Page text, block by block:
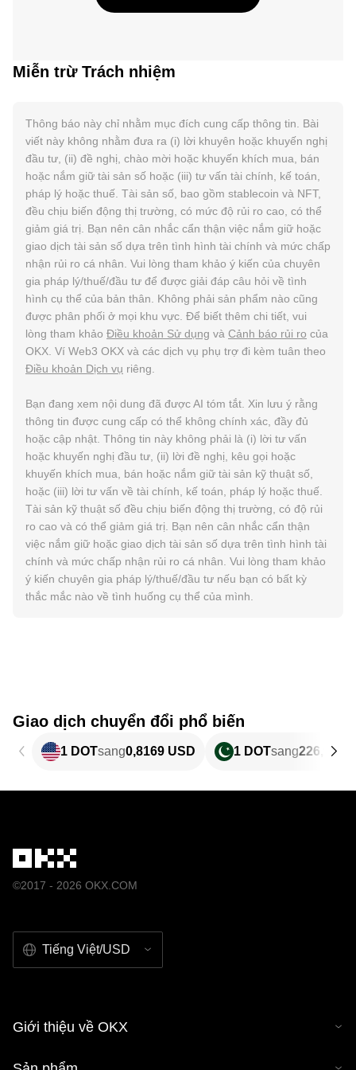
Miễn trừ Trách nhiệm
Thông báo này chỉ nhằm mục đích cung cấp thông tin. Bài
viết này không nhằm đưa ra (i) lời khuyên hoặc khuyến nghị
đầu tư, (ii) đề nghị, chào mời hoặc khuyến khích mua, bán
hoặc nắm giữ tài sản số hoặc (iii) tư vấn tài chính, kế toán,
pháp lý hoặc thuế. Tài sản số, bao gồm stablecoin và NFT,
đều chịu biến động thị trường, có mức độ rủi ro cao, có thể
giảm giá trị. Bạn nên cân nhắc cẩn thận việc nắm giữ hoặc
giao dịch tài sản số dựa trên tình hình tài chính và mức chấp
nhận rủi ro cá nhân. Vui lòng tham khảo ý kiến của chuyên
gia pháp lý/thuế/đầu tư để được giải đáp câu hỏi về tình
hình cụ thể của bản thân. Không phải sản phẩm nào cũng
được phân phối ở mọi khu vực. Để biết thêm chi tiết, vui
lòng tham khảo Điều khoản Sử dụng và Cảnh báo rủi ro của
OKX. Ví Web3 OKX và các dịch vụ phụ trợ đi kèm tuân theo
Điều khoản Dịch vụ riêng.
Bạn đang xem nội dung đã được AI tóm tắt. Xin lưu ý rằng
thông tin được cung cấp có thể không chính xác, đầy đủ
hoặc cập nhật. Thông tin này không phải là (i) lời tư vấn
hoặc khuyến nghị đầu tư, (ii) lời đề nghị, kêu gọi hoặc
khuyến khích mua, bán hoặc nắm giữ tài sản kỹ thuật số,
hoặc (iii) lời tư vấn về tài chính, kế toán, pháp lý hoặc thuế.
Tài sản kỹ thuật số đều chịu biến động thị trường, có độ rủi
ro cao và có thể giảm giá trị. Bạn nên cân nhắc cẩn thận
việc nắm giữ hoặc giao dịch tài sản số dựa trên tình hình tài
chính và mức chấp nhận rủi ro cá nhân. Vui lòng tham khảo
ý kiến chuyên gia pháp lý/thuế/đầu tư nếu bạn có bất kỳ
thắc mắc nào về tình huống cụ thể của mình.
Giao dịch chuyển đổi phổ biến
1 DOTsang0,8169 USD 1 DOTsang226,99
©2017 - 2026 OKX.COM
Tiếng Việt/USD
Giới thiệu về OKX